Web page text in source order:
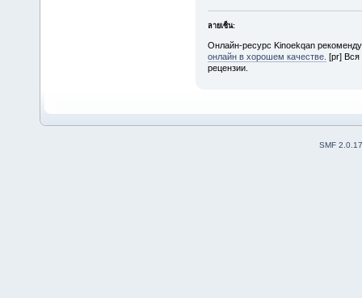
ลายเซ็น:
Онлайн-ресурс Kinoekqan
онлайн в хорошем качестве. [pr] Вся
рецензии.
SMF 2.0.17